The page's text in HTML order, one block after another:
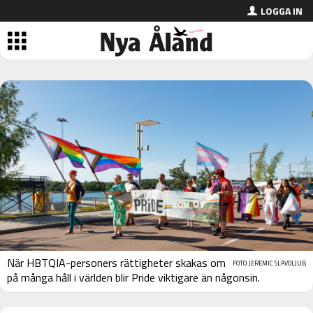
LOGGA IN
FOTO: JEREMIC SLAVOLJUB
När HBTQIA-personers rättigheter skakas om
på många håll i världen blir Pride viktigare än någonsin.